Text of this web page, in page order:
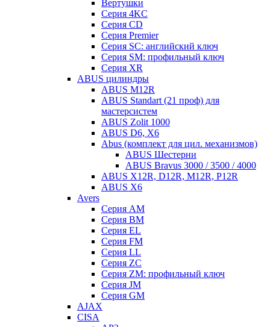
Вертушки
Серия 4KC
Серия CD
Серия Premier
Серия SC: английский ключ
Серия SM: профильный ключ
Серия XR
ABUS цилиндры
ABUS M12R
ABUS Standart (21 проф) для
мастерсистем
ABUS Zolit 1000
ABUS D6, X6
Abus (комплект для цил. механизмов)
ABUS Шестерни
ABUS Bravus 3000 / 3500 / 4000
ABUS X12R, D12R, M12R, P12R
ABUS X6
Avers
Серия AM
Серия BM
Серия EL
Серия FM
Серия LL
Серия ZC
Серия ZM: профильный ключ
Серия JM
Серия GM
AJAX
CISA